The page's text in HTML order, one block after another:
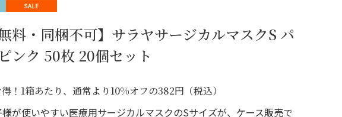
無料・同梱不可】サラヤサージカルマスクS パ
ンク 50枚 20個セット
！1箱あたり、通常より10%オフの382円（税込）
が使いやすい医療用サージカルマスクのSサイズが、ケース販売で